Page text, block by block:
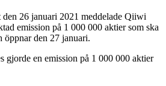
den 26 januari 2021 meddelade Qiiwi
emission på 1 000 000 aktier som ska
öppnar den 27 januari.
gjorde en emission på 1 000 000 aktier